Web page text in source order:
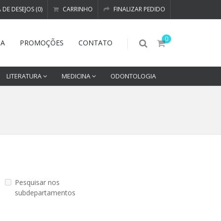
DE DESEJOS (0) CARRINHO FINALIZAR PEDIDO
0
PROMOÇÕES CONTATO
LITERATURA MEDICINA ODONTOLOGIA
Pesquisar nos
subdepartamentos